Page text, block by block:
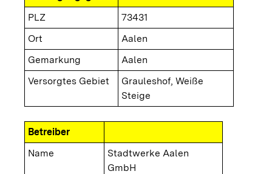
PLZ
73431
Ort
Aalen
Gemarkung
Aalen
Versorgtes Gebiet
Grauleshof, Weiße
Steige
Betreiber
Name
Stadtwerke Aalen
GmbH